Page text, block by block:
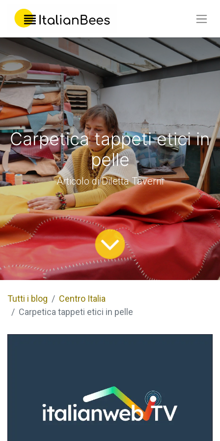
Carpetica tappeti etici in
pelle
Articolo di Diletta Taverni
Tutti i blog
Centro Italia
Carpetica tappeti etici in pelle